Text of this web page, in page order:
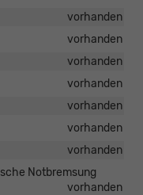
vorhanden
vorhanden
vorhanden
vorhanden
vorhanden
vorhanden
vorhanden
Notbremsung
vorhanden